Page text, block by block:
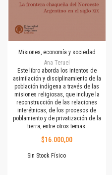
Misiones, economía y sociedad
Ana Teruel
Este libro aborda los intentos de
asimilación y disciplinamiento de la
población indígena a través de las
misiones religiosas, que incluye la
reconstrucción de las relaciones
interétnicas, de los procesos de
poblamiento y de privatización de la
tierra, entre otros temas.
$16.000,00
Sin Stock Físico